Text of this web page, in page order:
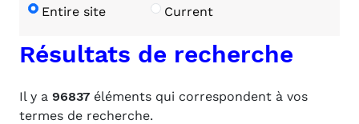
Entire site Current
Résultats de recherche
Il y a 96837 éléments qui correspondent à vos
termes de recherche.